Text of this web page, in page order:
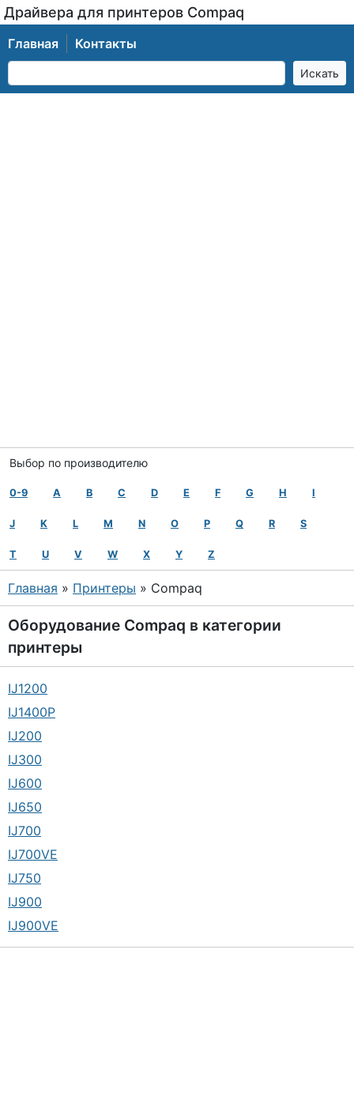
Драйвера для принтеров Compaq
Главная Контакты
Выбор по производителю
0-9 A B C D E F G H I
J K L M N O P Q R S
T U V W X Y Z
Главная » Принтеры » Compaq
Оборудование Compaq в категории
принтеры
IJ1200
IJ1400P
IJ200
IJ300
IJ600
IJ650
IJ700
IJ700VE
IJ750
IJ900
IJ900VE